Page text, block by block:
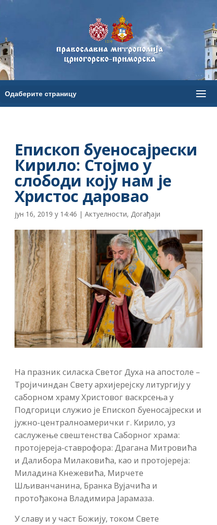
Епископ буеносајрески
Кирило: Стојмо у
слободи коју нам је
Христос даровао
јун 16, 2019 у 14:46 | Актуелности, Догађаји
На празник силаска Светог Духа на апостоле –
Тројичиндан Свету архијерејску литургију у
саборном храму Христовог васкрсења у
Подгорици служио је Епископ буеносајрески и
јужно-централноамерички г. Кирило, уз
саслужење свештенства Саборног храма:
протојереја-ставрофора: Драгана Митровића
и Далибора Милаковића, као и протојереја:
Миладина Кнежевића, Мирчете
Шљиванчанина, Бранка Вујачића и
протођакона Владимира Јарамаза.
У славу и у част Божију, током Свете